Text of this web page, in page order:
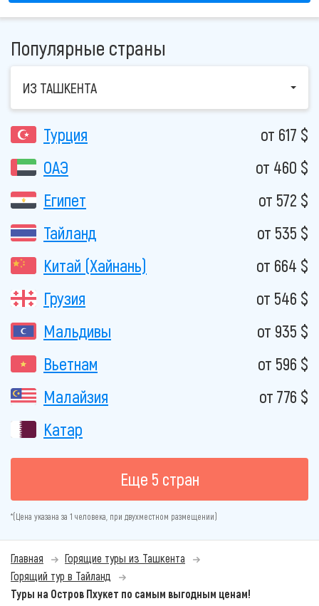
Популярные страны
ИЗ ТАШКЕНТА
Турция
от 617 $
ОАЭ
от 460 $
Египет
от 572 $
Тайланд
от 535 $
Китай (Хайнань)
от 664 $
Грузия
от 546 $
Мальдивы
от 935 $
Вьетнам
от 596 $
Малайзия
от 776 $
Катар
Еще 5 стран
*(Цена указана за 1 человека, при двухместном размещении)
Главная
Горящие туры из Ташкента
Горящий тур в Тайланд
Туры на Остров Пхукет по самым выгодным ценам!